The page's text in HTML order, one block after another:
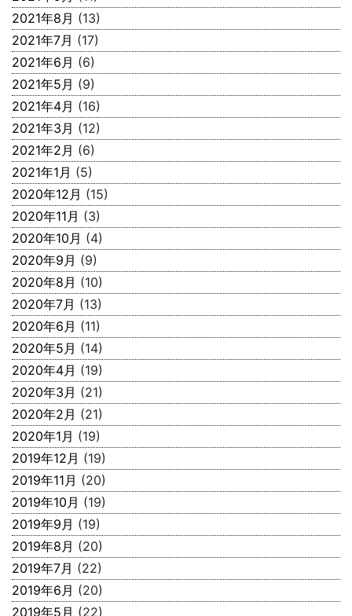
2021年8月 (13)
2021年7月 (17)
2021年6月 (6)
2021年5月 (9)
2021年4月 (16)
2021年3月 (12)
2021年2月 (6)
2021年1月 (5)
2020年12月 (15)
2020年11月 (3)
2020年10月 (4)
2020年9月 (9)
2020年8月 (10)
2020年7月 (13)
2020年6月 (11)
2020年5月 (14)
2020年4月 (19)
2020年3月 (21)
2020年2月 (21)
2020年1月 (19)
2019年12月 (19)
2019年11月 (20)
2019年10月 (19)
2019年9月 (19)
2019年8月 (20)
2019年7月 (22)
2019年6月 (20)
2019年5月 (22)